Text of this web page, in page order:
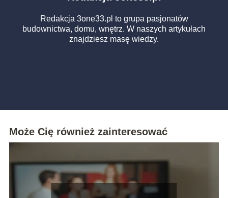
Redakcja 3one33.pl to grupa pasjonatów
budownictwa, domu, wnętrz. W naszych artykułach
znajdziesz masę wiedzy.
Może Cię również zainteresować